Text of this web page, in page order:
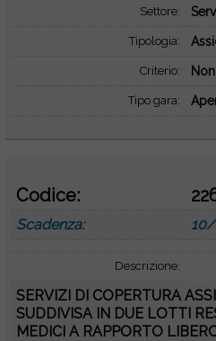
Settore:
Tipologia:
Criterio:
Tipo gara:
Codice:
Scadenza:
Descrizione:
SERVIZI DI COPERTURA
SUDDIVISA IN DUE LOTTI
MEDICI A RAPPORTO